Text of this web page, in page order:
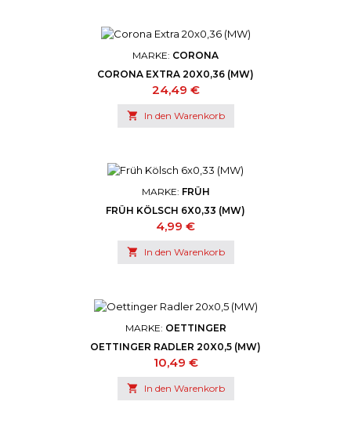
MARKE: CORONA
CORONA EXTRA 20X0,36 (MW)
Preis
24,49 €
 In den Warenkorb
MARKE: FRÜH
FRÜH KÖLSCH 6X0,33 (MW)
Preis
4,99 €
 In den Warenkorb
MARKE: OETTINGER
OETTINGER RADLER 20X0,5 (MW)
Preis
10,49 €
 In den Warenkorb